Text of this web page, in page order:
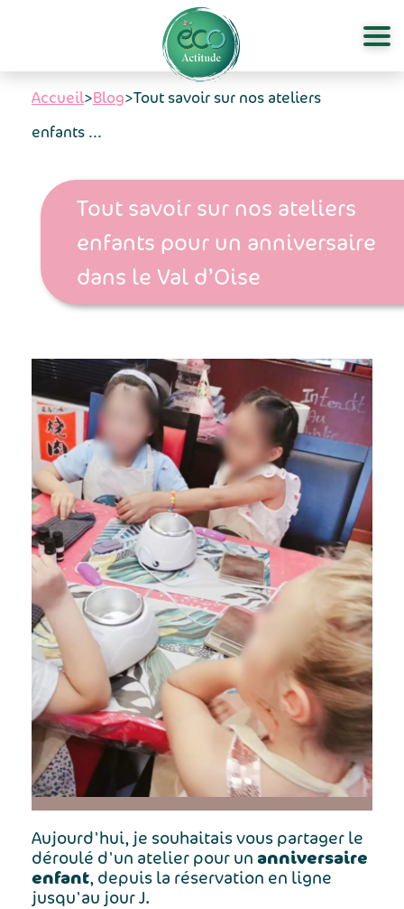
Aller au contenu principal
Accueil>Blog>Tout savoir sur nos ateliers
enfants ...
Tout savoir sur nos ateliers
enfants pour un anniversaire
dans le Val d’Oise
Aujourd'hui, je souhaitais vous partager le
déroulé d'un atelier pour un anniversaire
enfant, depuis la réservation en ligne
jusqu'au jour J.